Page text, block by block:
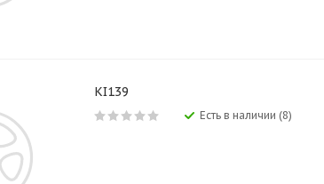
KI139
Есть в наличии (8)